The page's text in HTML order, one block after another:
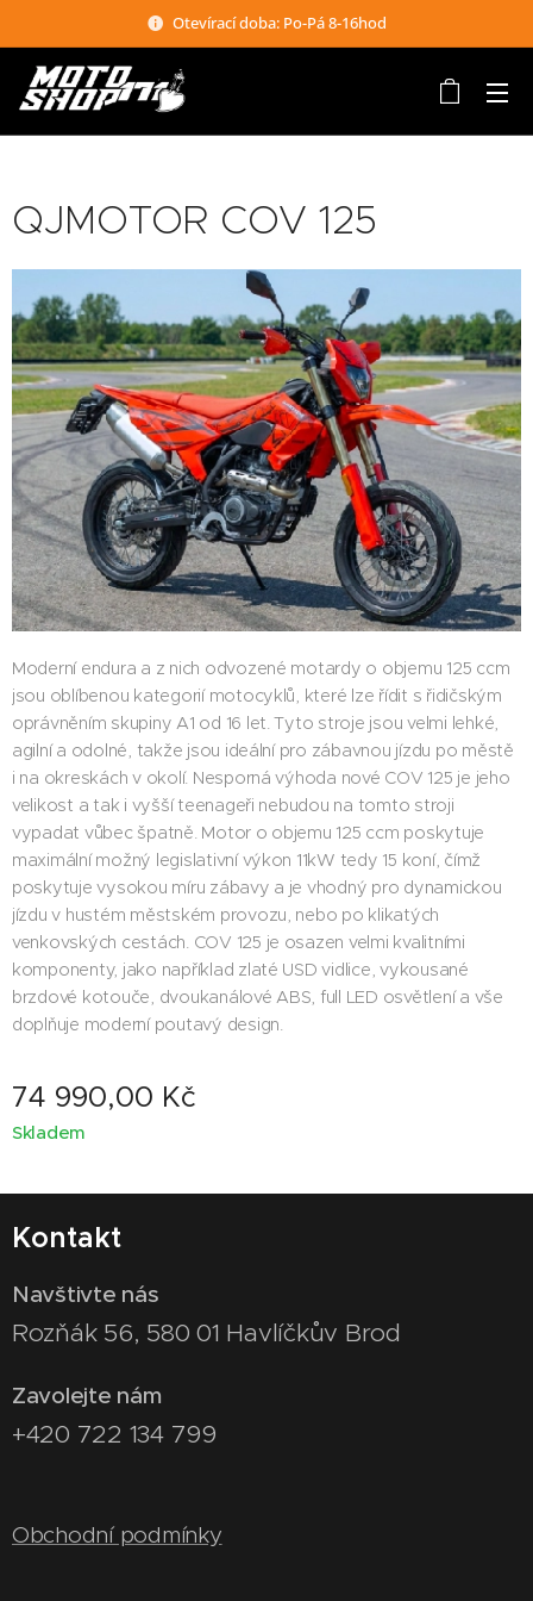
Otevírací doba: Po-Pá 8-16hod
QJMOTOR COV 125
Moderní endura a z nich odvozené motardy o objemu 125 ccm
jsou oblíbenou kategorií motocyklů, které lze řídit s řidičským
oprávněním skupiny A1 od 16 let. Tyto stroje jsou velmi lehké,
agilní a odolné, takže jsou ideální pro zábavnou jízdu po městě
i na okreskách v okolí. Nesporná výhoda nové COV 125 je jeho
velikost a tak i vyšší teenageři nebudou na tomto stroji
vypadat vůbec špatně. Motor o objemu 125 ccm poskytuje
maximální možný legislativní výkon 11kW tedy 15 koní, čímž
poskytuje vysokou míru zábavy a je vhodný pro dynamickou
jízdu v hustém městském provozu, nebo po klikatých
venkovských cestách. COV 125 je osazen velmi kvalitními
komponenty, jako například zlaté USD vidlice, vykousané
brzdové kotouče, dvoukanálové ABS, full LED osvětlení a vše
doplňuje moderní poutavý design.
74 990,00 Kč
Skladem
Kontakt
Navštivte nás
Rozňák 56, 580 01 Havlíčkův Brod
Zavolejte nám
+420 722 134 799
Obchodní podmínky